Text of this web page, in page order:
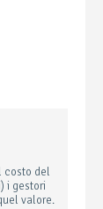
costo del
i gestori
valore.